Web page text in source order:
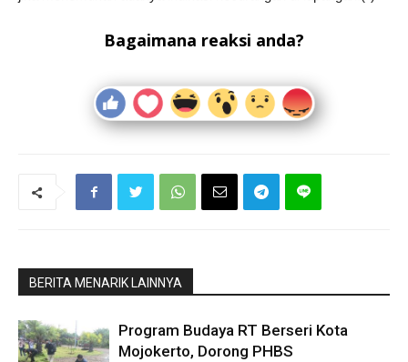
Bagaimana reaksi anda?
BERITA MENARIK LAINNYA
Program Budaya RT Berseri Kota
Mojokerto, Dorong PHBS